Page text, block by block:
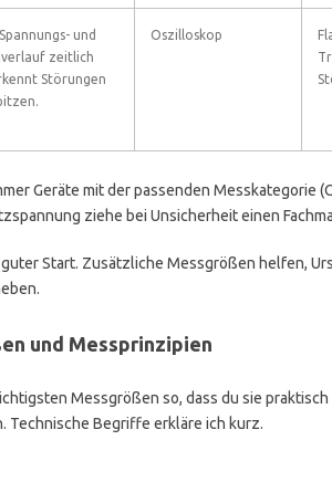
und
zeitlich
Störungen
Oszilloskop
Geräte mit der passenden Messkategorie
ziehe bei Unsicherheit einen
Start. Zusätzliche Messgrößen helfen,
und Messprinzipien
Messgrößen so, dass du sie
Technische Begriffe erkläre ich kurz.